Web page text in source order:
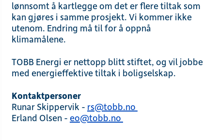
lønnsomt å kartlegge om det er flere tiltak som
kan gjøres i samme prosjekt. Vi kommer ikke
utenom. Endring må til for å oppnå
klimamålene.
TOBB Energi er nettopp blitt stiftet, og vil jobbe
med energieffektive tiltak i boligselskap.
Kontaktpersoner
Runar Skippervik - rs@tobb.no
Erland Olsen - eo@tobb.no